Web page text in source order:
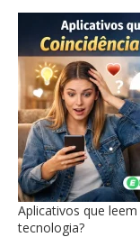
Aplicativos que
tecnologia?